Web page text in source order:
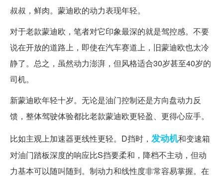
叔叔，鲜肉。蒙迪欧的动力表现年轻。
对于老款蒙迪欧，笔者对它印象最深的就是驾控感。不要
说在开放的道路上，即使在汽车赛道上，旧蒙迪欧也太冷
静了。总之，虽然动力澎湃，但风格适合30岁甚至40岁的
司机。
新蒙迪欧年轻十岁。无论是油门控制还是方向盘动力反
馈，整体驾驶体验都比老款蒙迪欧更轻盈、更得心应手。
比如主观上加速器更线性更轻。D挡时， 发动机和变速箱
对油门踏板深度的响应比S挡要柔和，降档不主动，但动
力基本可以随叫随到。制动力和线性度非常容易掌握。在